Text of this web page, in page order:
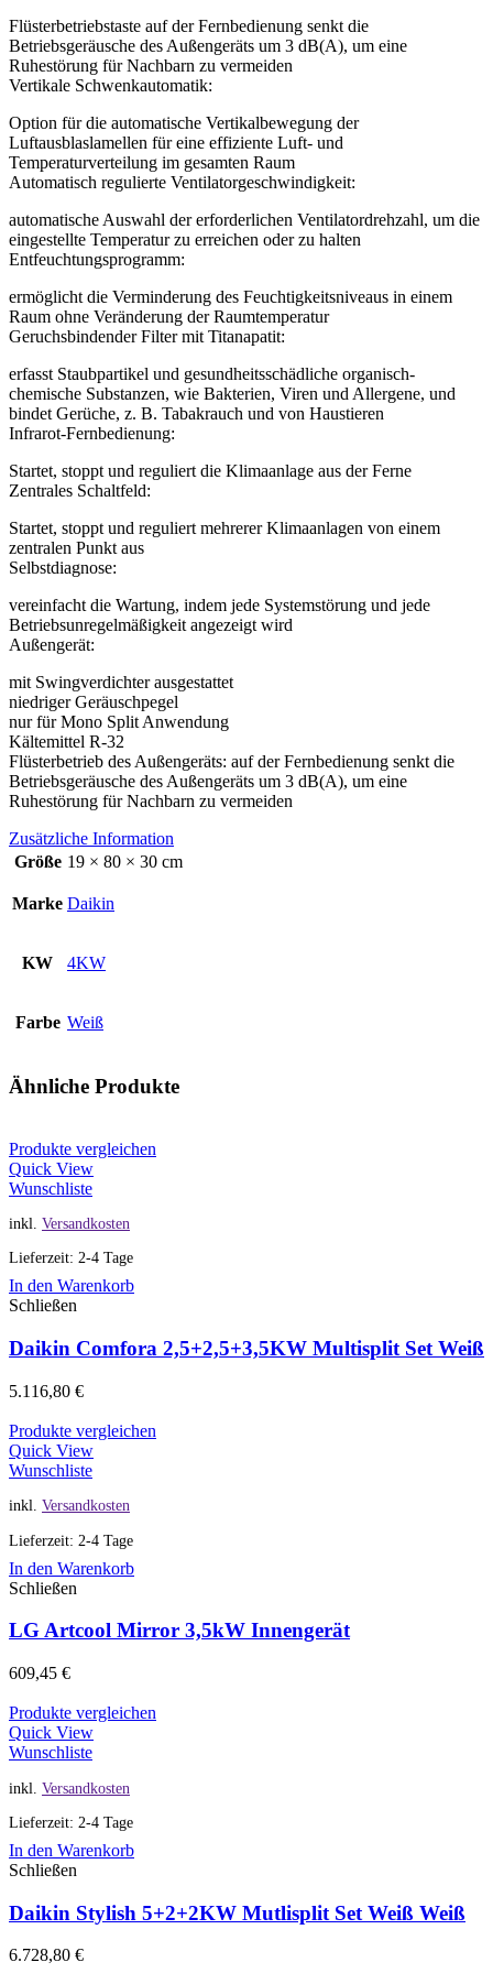
Flüsterbetriebstaste auf der Fernbedienung senkt die
Betriebsgeräusche des Außengeräts um 3 dB(A), um eine
Ruhestörung für Nachbarn zu vermeiden
Vertikale Schwenkautomatik:
Option für die automatische Vertikalbewegung der
Luftausblaslamellen für eine effiziente Luft- und
Temperaturverteilung im gesamten Raum
Automatisch regulierte Ventilatorgeschwindigkeit:
automatische Auswahl der erforderlichen Ventilatordrehzahl, um die
eingestellte Temperatur zu erreichen oder zu halten
Entfeuchtungsprogramm:
ermöglicht die Verminderung des Feuchtigkeitsniveaus in einem
Raum ohne Veränderung der Raumtemperatur
Geruchsbindender Filter mit Titanapatit:
erfasst Staubpartikel und gesundheitsschädliche organisch-
chemische Substanzen, wie Bakterien, Viren und Allergene, und
bindet Gerüche, z. B. Tabakrauch und von Haustieren
Infrarot-Fernbedienung:
Startet, stoppt und reguliert die Klimaanlage aus der Ferne
Zentrales Schaltfeld:
Startet, stoppt und reguliert mehrerer Klimaanlagen von einem
zentralen Punkt aus
Selbstdiagnose:
vereinfacht die Wartung, indem jede Systemstörung und jede
Betriebsunregelmäßigkeit angezeigt wird
Außengerät:
mit Swingverdichter ausgestattet
niedriger Geräuschpegel
nur für Mono Split Anwendung
Kältemittel R-32
Flüsterbetrieb des Außengeräts: auf der Fernbedienung senkt die
Betriebsgeräusche des Außengeräts um 3 dB(A), um eine
Ruhestörung für Nachbarn zu vermeiden
Zusätzliche Information
Größe 19 × 80 × 30 cm
Marke Daikin
KW 4KW
Farbe Weiß
Ähnliche Produkte
Produkte vergleichen
Quick View
Wunschliste
inkl. Versandkosten
Lieferzeit: 2-4 Tage
In den Warenkorb
Schließen
Daikin Comfora 2,5+2,5+3,5KW Multisplit Set Weiß
5.116,80 €
Produkte vergleichen
Quick View
Wunschliste
inkl. Versandkosten
Lieferzeit: 2-4 Tage
In den Warenkorb
Schließen
LG Artcool Mirror 3,5kW Innengerät
609,45 €
Produkte vergleichen
Quick View
Wunschliste
inkl. Versandkosten
Lieferzeit: 2-4 Tage
In den Warenkorb
Schließen
Daikin Stylish 5+2+2KW Mutlisplit Set Weiß Weiß
6.728,80 €